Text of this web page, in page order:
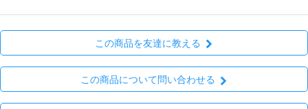
この商品を友達に教える
この商品について問い合わせる